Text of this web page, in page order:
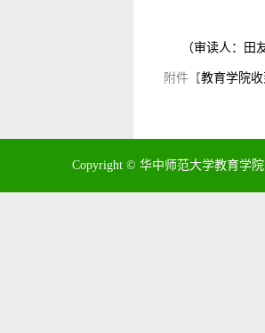
（审读人：田
附件【教育学院
Copyright © 华中师范大学教育学院